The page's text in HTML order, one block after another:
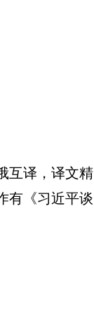
互译，译文精
有《习近平谈